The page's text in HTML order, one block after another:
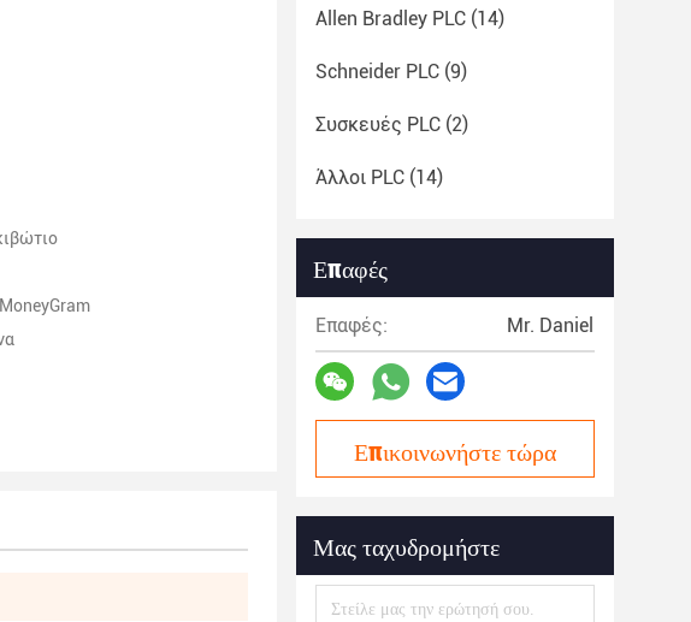
Allen Bradley PLC (14)
Schneider PLC (9)
Συσκευές PLC (2)
Άλλοι PLC (14)
Επαφές
Επαφές: Mr. Daniel
Επικοινωνήστε τώρα
Μας ταχυδρομήστε